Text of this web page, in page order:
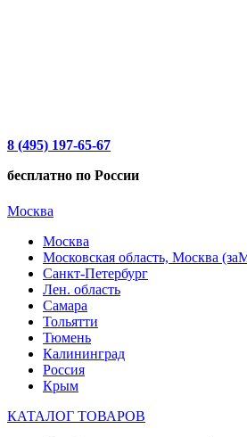
8 (495) 197-65-67
бесплатно по России
Москва
Москва
Московская область, Москва
Санкт-Петербург
Лен. область
Самара
Тольятти
Тюмень
Калининград
Россия
Крым
КАТАЛОГ ТОВАРОВ